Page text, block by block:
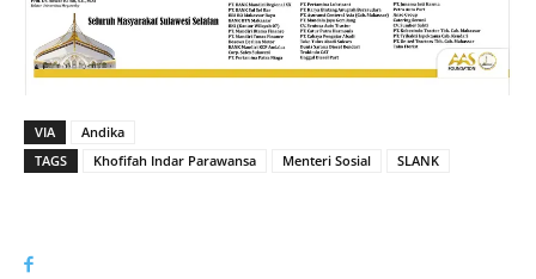
VIA
Andika
TAGS
Khofifah Indar Parawansa Menteri Sosial SLANK